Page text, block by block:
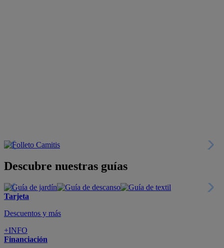
Descubre nuestras guías
Tarjeta
Descuentos y más
+INFO
Financiación